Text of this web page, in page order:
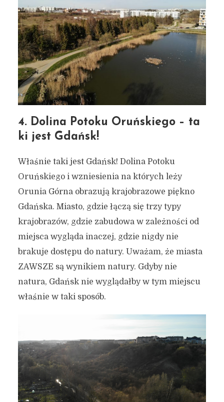
Zdjęcia Gdańska z drona
#5 – taki Gdańsk lubię!
4. Dolina Potoku Oruńskiego – ta
ki jest Gdańsk!
Właśnie taki jest Gdańsk! Dolina Potoku
Oruńskiego i wzniesienia na których leży
Orunia Górna obrazują krajobrazowe piękno
Gdańska. Miasto, gdzie łączą się trzy typy
krajobrazów, gdzie zabudowa w zależności od
miejsca wygląda inaczej, gdzie nigdy nie
brakuje dostępu do natury. Uważam, że miasta
ZAWSZE są wynikiem natury. Gdyby nie
natura, Gdańsk nie wyglądałby w tym miejscu
właśnie w taki sposób.